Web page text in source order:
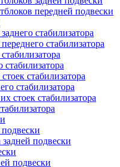
передней подвески
стабилизатора
стабилизатора
стабилизатора
стабилизатора
стабилизатора
стоек стабилизатора
подвески
подвески